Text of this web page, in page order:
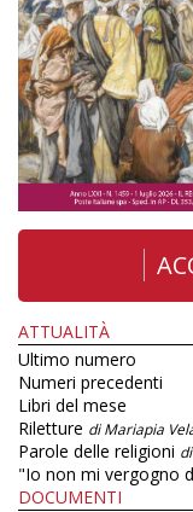
ATTUALITÀ
Ultimo numero
Numeri precedenti
Libri del mese
Riletture di Mariapia
Parole delle religioni
"Io non mi vergogno
DOCUMENTI